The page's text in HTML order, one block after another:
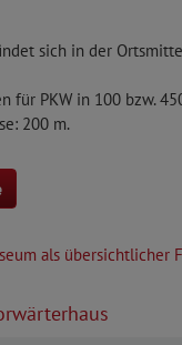
sich in der
für PKW in 100 bzw.
200 m.
als übersichtlicher